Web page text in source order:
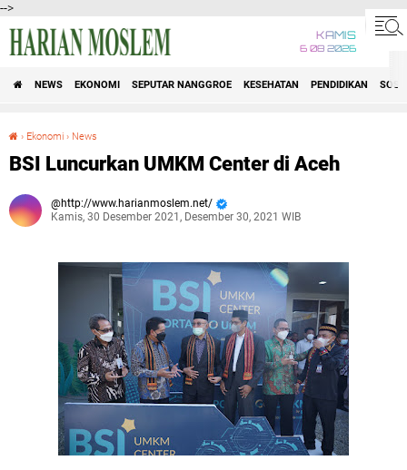
-->
KAMIS
6 08 2026
NEWS EKONOMI SEPUTAR NANGGROE KESEHATAN PENDIDIKAN
› Ekonomi › News
BSI Luncurkan UMKM Center di Aceh
http://www.harianmoslem.net/
Kamis, 30 Desember 2021, Desember 30, 2021 WIB